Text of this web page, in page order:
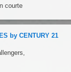
courte
by CENTURY 21